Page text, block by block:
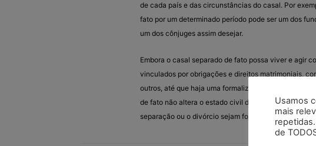
de cada país e das circunstâncias do casal. Por
fato por um determinado período pode ser um dos
um dos cônjuges assim desejar.
Embora o casal separado de fato possa viver e agir
vinculados por obrigações e direitos matrimoniais,
outros, até que haja uma formalização da separação
de fato não altera o estado civil dos indivíduos; eles
separação ou o divórcio sejam formalizados perante
Usamos
mais
de